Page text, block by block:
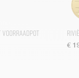
Voorraadpot
€